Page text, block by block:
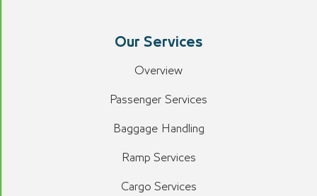
Our Services
Overview
Passenger Services
Baggage Handling
Ramp Services
Cargo Services